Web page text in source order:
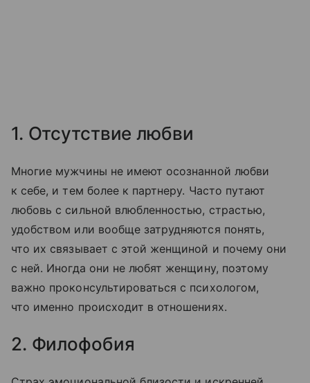
1. Отсутствие любви
Многие мужчины не имеют осознанной любви
к себе, и тем более к партнеру. Часто путают
любовь с сильной влюбленностью, страстью,
удобством или вообще затрудняются понять,
что их связывает с этой женщиной и почему они
с ней. Иногда они не любят женщину, поэтому
важно проконсультироваться с психологом,
что именно происходит в отношениях.
2. Филофобия